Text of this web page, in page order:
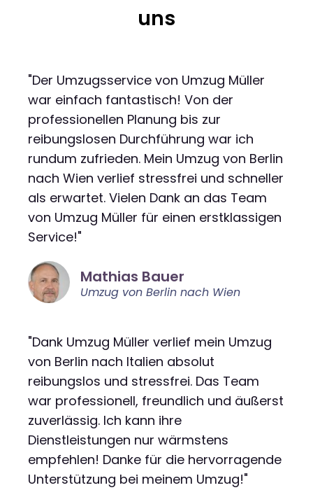
uns
"Der Umzugsservice von Umzug Müller
war einfach fantastisch! Von der
professionellen Planung bis zur
reibungslosen Durchführung war ich
rundum zufrieden. Mein Umzug von Berlin
nach Wien verlief stressfrei und schneller
als erwartet. Vielen Dank an das Team
von Umzug Müller für einen erstklassigen
Service!"
Mathias Bauer
Umzug von Berlin nach Wien
"Dank Umzug Müller verlief mein Umzug
von Berlin nach Italien absolut
reibungslos und stressfrei. Das Team
war professionell, freundlich und äußerst
zuverlässig. Ich kann ihre
Dienstleistungen nur wärmstens
empfehlen! Danke für die hervorragende
Unterstützung bei meinem Umzug!"